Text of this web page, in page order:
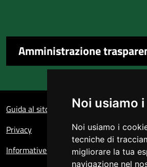
Noi usiamo
Noi usiamo i
tecniche di
migliorare la tua
navigazione nel
Amministrazione
Guida al sito
Privacy
Informative sul trattamento dei dati